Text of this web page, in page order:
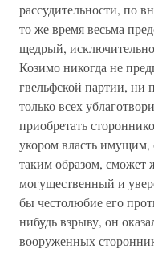
рассудительности, по
то же время весьма
щедрый,
Козимо никогда не
гвельфской партии, ни
только всех
приобретать
укором власть имущим,
таким образом, сможет
могущественный и
бы честолюбие его
нибудь взрыву, он
вооруженных